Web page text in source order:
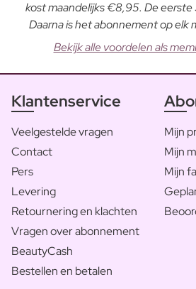
kost maandelijks €8,95. De eerste
Daarna is het abonnement op elk
Bekijk alle voordelen als
Klantenservice
Veelgestelde vragen
Contact
Pers
Levering
Retournering en klachten
Vragen over abonnement
BeautyCash
Bestellen en betalen
Mijn
Mijn
Mijn